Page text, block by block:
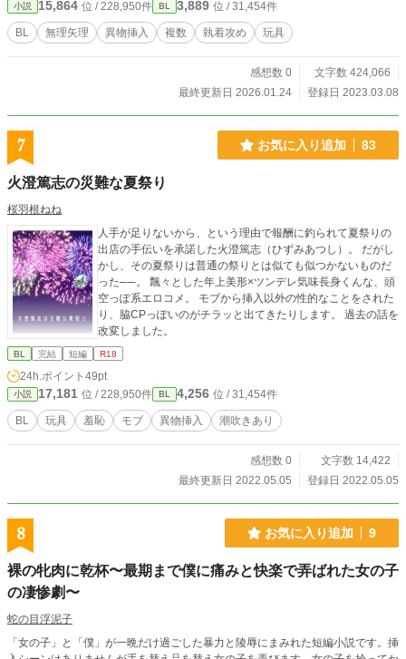
小説 15,864 位 / 228,950件 BL 3,889 位 / 31,454件
BL 無理矢理 異物挿入 複数 執着攻め 玩具
感想数 0
文字数 424,066
最終更新日 2026.01.24
登録日 2023.03.08
7 お気に入り追加 83
火澄篤志の災難な夏祭り
桜羽根ねね
人手が足りないから、という理由で報酬に釣られて夏祭りの
出店の手伝いを承諾した火澄篤志（ひずみあつし）。 だがし
かし、その夏祭りは普通の祭りとは似ても似つかないものだ
った──。 飄々とした年上美形×ツンデレ気味長身くんな、頭
空っぽ系エロコメ。 モブから挿入以外の性的なことをされた
り、脇CPっぽいのがチラッと出てきたりします。 過去の話を
改変しました。
BL 完結 短編 R18
24h.ポイント 49pt
小説 17,181 位 / 228,950件 BL 4,256 位 / 31,454件
BL 玩具 羞恥 モブ 異物挿入 潮吹きあり
感想数 0
文字数 14,422
最終更新日 2022.05.05
登録日 2022.05.05
8 お気に入り追加 9
裸の牝肉に乾杯〜最期まで僕に痛みと快楽で弄ばれた女の子
の凄惨劇〜
蛇の目浮泥子
「女の子」と「僕」が一晩だけ過ごした暴力と陵辱にまみれた短編小説です。挿